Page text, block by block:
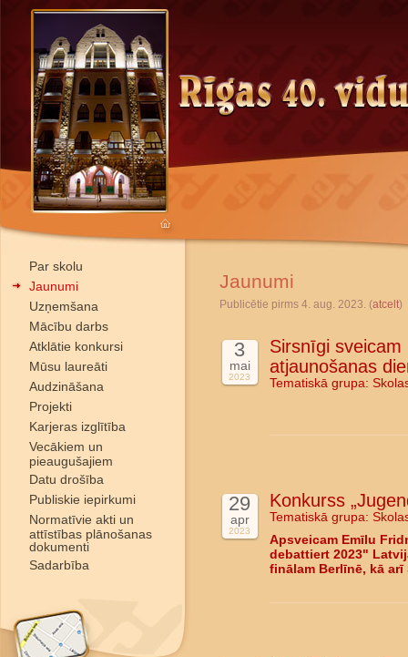
Par skolu
Jaunumi
Uzņemšana
Mācību darbs
Atklātie konkursi
Mūsu laureāti
Audzināšana
Projekti
Karjeras izglītība
Vecākiem un
pieaugušajiem
Datu drošība
Publiskie iepirkumi
Normatīvie akti un
attīstības plānošanas
dokumenti
Sadarbība
Jaunumi
Publicētie pirms 4. aug. 2023. (atcelt)
3
mai
2023
Sirsnīgi
atjaunošanas
Tematiskā grupa:
29
apr
2023
Konkurss
Tematiskā grupa:
Apsveicam Emīlu
debattiert 2023"
finālam Berlīnē, kā